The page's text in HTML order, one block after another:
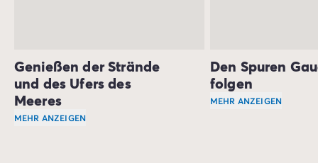
Genießen der Strände
und des Ufers des
Meeres
MEHR ANZEIGEN
Den Spuren
folgen
MEHR ANZEIGEN